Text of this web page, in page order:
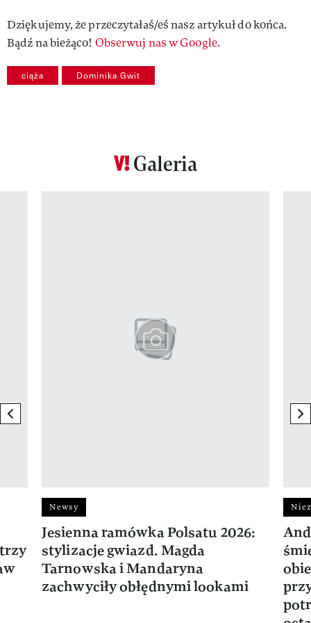
Dziękujemy, że przeczytałaś/eś nasz artykuł do końca.
Bądź na bieżąco! Obserwuj nas w Google.
ciąża Dominika Gwit
Galeria
previous element
Newsy
Jesienna ramówka Polsatu 2026:
stylizacje gwiazd. Magda
Tarnowska i Mandaryna
zachwyciły obłędnymi lookami